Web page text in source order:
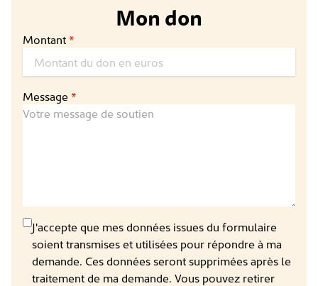
Mon don
Montant*
Message*
J'accepte que mes données issues du formulaire
soient transmises et utilisées pour répondre à ma
demande. Ces données seront supprimées après le
traitement de ma demande. Vous pouvez retirer